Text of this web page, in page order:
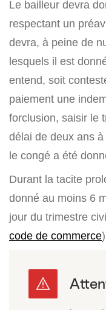
Le bailleur devra
respectant un
devra, à peine de
lesquels il est
entend, soit
paiement une
forclusion, saisir le
délai de deux ans
le congé a été
Durant la tacite
donné au moins 6
jour du trimestre
code de commerce